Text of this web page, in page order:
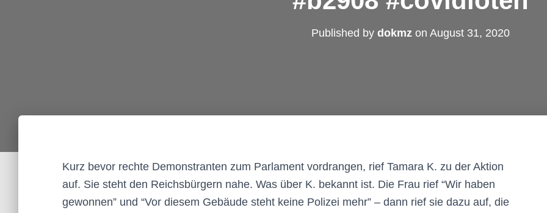
Published by dokmzon August 31, 2020
Kurz bevor rechte Demonstranten zum Parlament vordrangen, rief Tamara K. zu der Aktion
auf. Sie steht den Reichsbürgern nahe. Was über K. bekannt ist. Die Frau rief “Wir haben
gewonnen” und “Vor diesem Gebäude steht keine Polizei mehr” – dann rief sie dazu auf, die